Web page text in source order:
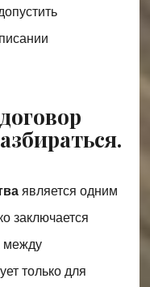
является одним
заключается
между
только для